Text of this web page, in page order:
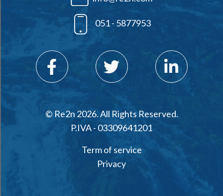
051 - 5877953
© Re2n 2026. All Rights Reserved.
P.IVA - 03309641201
Term of service
Privacy